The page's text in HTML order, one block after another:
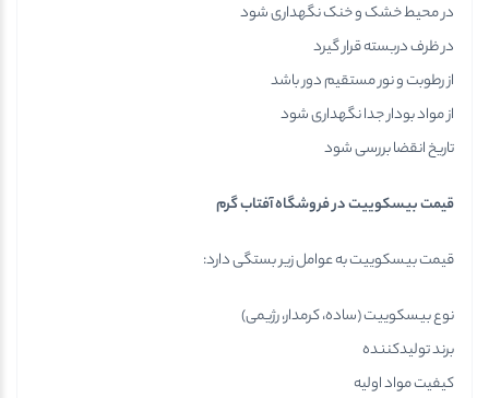
در محیط خشک و خنک نگهداری شود
در ظرف دربسته قرار گیرد
از رطوبت و نور مستقیم دور باشد
از مواد بودار جدا نگهداری شود
تاریخ انقضا بررسی شود
قیمت بیسکوییت در فروشگاه آفتاب گرم
قیمت بیسکوییت به عوامل زیر بستگی دارد:
نوع بیسکوییت (ساده، کرمدار، رژیمی)
برند تولیدکننده
کیفیت مواد اولیه